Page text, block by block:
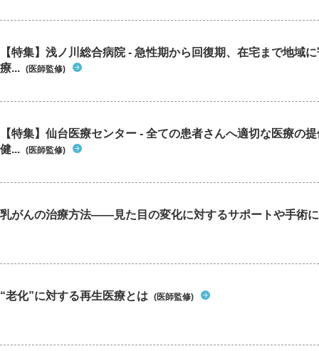
【特集】浅ノ川総合病院 - 急性期から回復期、在宅まで地域
療... (医師監修)
【特集】仙台医療センター - 全ての患者さんへ適切な医療の
健... (医師監修)
乳がんの治療方法――見た目の変化に対するサポートや手術
“老化”に対する再生医療とは (医師監修)